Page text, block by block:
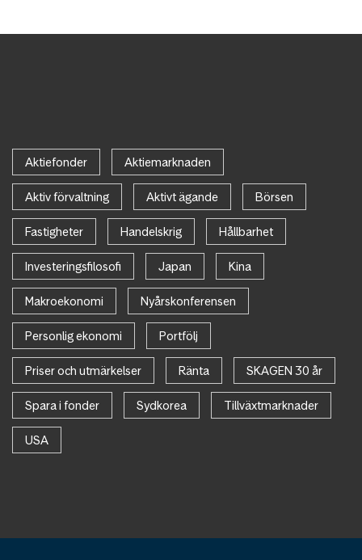
Aktiefonder Aktiemarknaden
Aktiv förvaltning Aktivt ägande Börsen
Fastigheter Handelskrig Hållbarhet
Investeringsfilosofi Japan Kina
Makroekonomi Nyårskonferensen
Personlig ekonomi Portfölj
Priser och utmärkelser Ränta SKAGEN 30 år
Spara i fonder Sydkorea Tillväxtmarknader
USA